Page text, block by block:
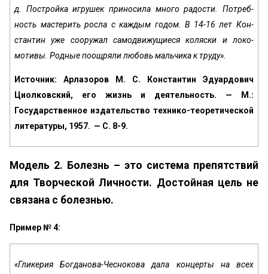
д. Постройка игрушек приносила много радости. Потреб­
ность мастерить росла с каждым годом. В 14-16 лет Кон­
стантин уже сооружал самодвижущиеся коляски и локо­
мотивы. Родные поощряли любовь мальчика к труду».
Источник: Арлазоров М. С. Константин Эдуардович
Циолковский, его жизнь и деятельность. — М.:
Государственное издательство технико-теоретической
литературы, 1957. — С. 8-9.
Модель 2. Болезнь – это система препятствий
для Творческой Личности. Достойная цель не
связана с болезнью.
Пример № 4:
«Гликерия Богданова-Чеснокова дала концерты на всех